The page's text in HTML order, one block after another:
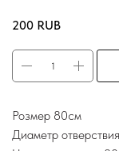
200 RUB
Розмер 80см
Диаметр